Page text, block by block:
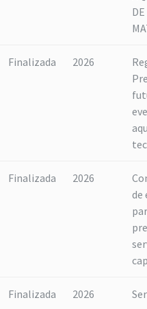
DE
Finalizada 2026
Finalizada 2026
de
Finalizada 2026